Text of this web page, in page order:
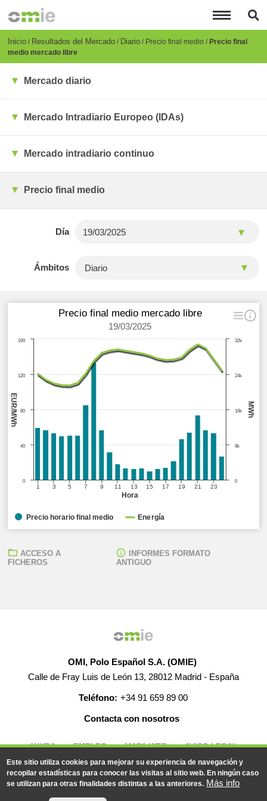
principal
Breadcrumb
Inicio Resultados del Mercado Diario Precio final medio Precio final
medio mercado libre
Mercado diario
Mercado Intradiario Europeo (IDAs)
Mercado intradiario continuo
Precio final medio
Día
Ámbitos
Hora
MWh
EUR/MWh
Precio final medio mercado libre
19/03/2025
1 3 5 7 9 11 13 15 17 19 21 23
0
24k
8k
16k
32k
0
40
80
120
160
Precio horario final medio Energía
ACCESO A
FICHEROS
INFORMES FORMATO
ANTIGUO
OMI, Polo Español S.A. (OMIE)
Calle de Fray Luis de León 13, 28012 Madrid - España
Teléfono: +34 91 659 89 00
Contacta con nosotros
© 2019-2026 - Todos los derechos reservados
AYUDA EMPLEO MAPA WEB AVISO LEGAL
Este sitio utiliza cookies para mejorar su experiencia de navegación y
recopilar estadísticas para conocer las visitas al sitio web. En ningún caso
se utilizan para otras finalidades distintas a las anteriores. Más info